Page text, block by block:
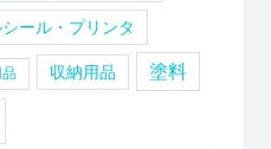
ール・プリンタ
収納用品 塗料